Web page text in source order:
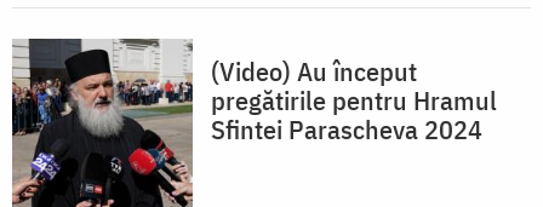
(Video) Au început
pregătirile pentru Hramul
Sfintei Parascheva 2024